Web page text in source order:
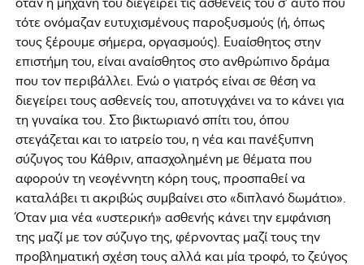
τότε ονόμαζαν ευτυχισμένους παροξυσμούς (ή, όπως
τους ξέρουμε σήμερα, οργασμούς). Ευαίσθητος στην
επιστήμη του, είναι αναίσθητος στο ανθρώπινο δράμα
που τον περιβάλλει. Ενώ ο γιατρός είναι σε θέση να
διεγείρει τους ασθενείς του, αποτυγχάνει να το κάνει για
τη γυναίκα του. Στο βικτωριανό σπίτι του, όπου
στεγάζεται και το ιατρείο του, η νέα και πανέξυπνη
σύζυγος του Κάθριν, απασχολημένη με θέματα που
αφορούν τη νεογέννητη κόρη τους, προσπαθεί να
καταλάβει τι ακριβώς συμβαίνει στο «διπλανό δωμάτιο».
Όταν μια νέα «υστερική» ασθενής κάνει την εμφάνιση
της μαζί με τον σύζυγο της, φέρνοντας μαζί τους την
προβληματική σχέση τους αλλά και μία τροφό, το ζεύγος